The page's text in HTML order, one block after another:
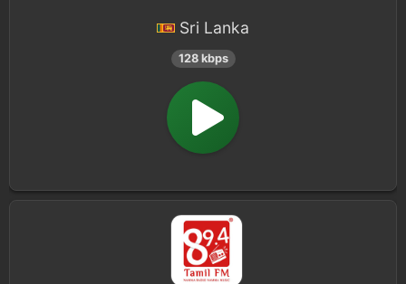
Sri Lanka
128 kbps